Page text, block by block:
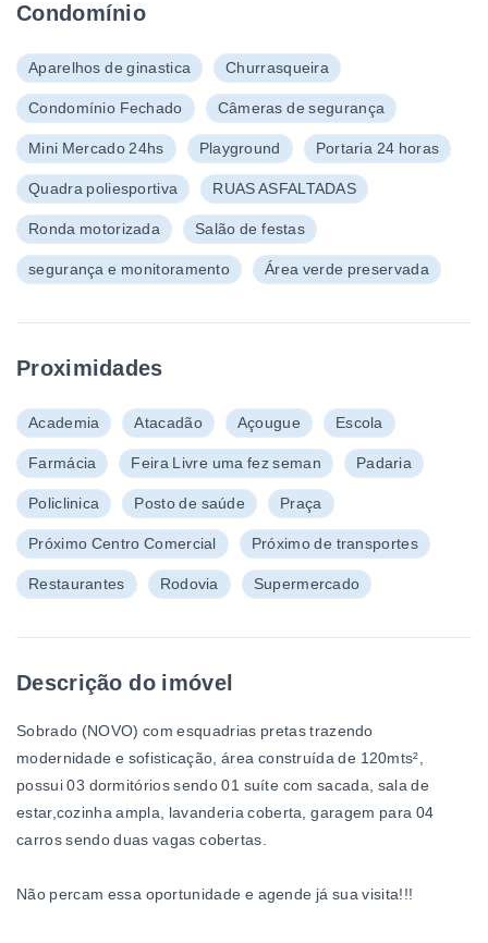
Condomínio
Aparelhos de ginastica Churrasqueira
Condomínio Fechado Câmeras de segurança
Mini Mercado 24hs Playground Portaria 24 horas
Quadra poliesportiva RUAS ASFALTADAS
Ronda motorizada Salão de festas
segurança e monitoramento Área verde preservada
Proximidades
Academia Atacadão Açougue Escola
Farmácia Feira Livre uma fez seman Padaria
Policlinica Posto de saúde Praça
Próximo Centro Comercial Próximo de transportes
Restaurantes Rodovia Supermercado
Descrição do imóvel
Sobrado (NOVO) com esquadrias pretas trazendo
modernidade e sofisticação, área construída de 120mts²,
possui 03 dormitórios sendo 01 suíte com sacada, sala de
estar,cozinha ampla, lavanderia coberta, garagem para 04
carros sendo duas vagas cobertas.
Não percam essa oportunidade e agende já sua visita!!!